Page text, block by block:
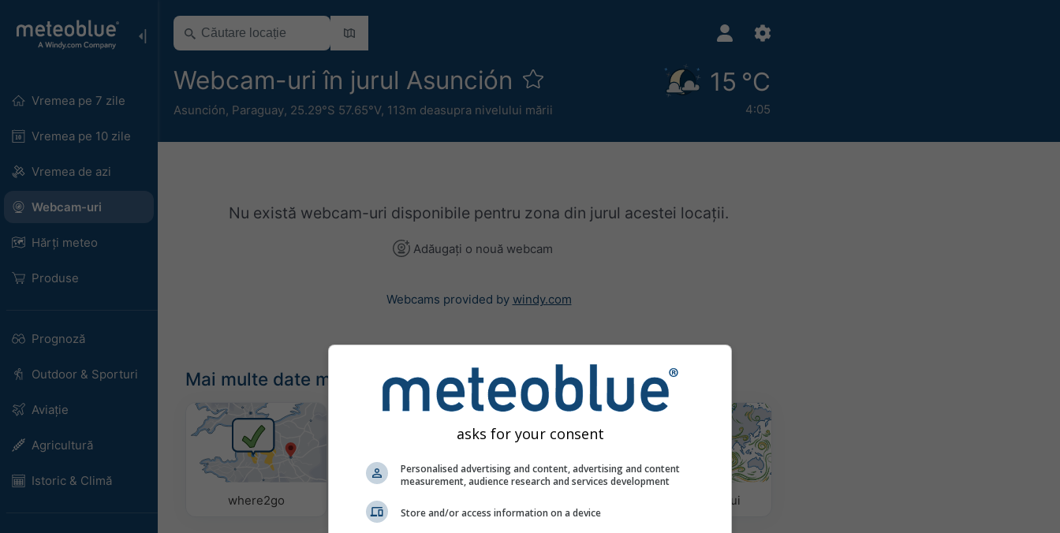
Vremea pe 7 zile
Vremea pe 10 zile
Vremea de azi
Webcam-uri
Hărți meteo
Produse
Prognoză
Outdoor & Sporturi
Aviație
Agricultură
Istoric & Climă
Webcam-uri în jurul Asunción
Asunción, Paraguay, 25.29°S 57.65°V, 113m deasupra nivelului mării
15 °C
4:05
Nu există webcam-uri disponibile pentru zona din jurul acestei locații.
Adăugați o nouă webcam
Webcams provided by windy.com
Mai multe date meteo
where2go Hărți meteo Harta vântului
asks for your consent
Personalised advertising and content, advertising and content
measurement, audience research and services development
Store and/or access information on a device